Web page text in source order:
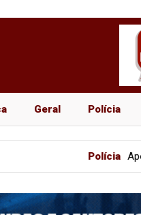
Geral Polícia
Após aposentadoria,